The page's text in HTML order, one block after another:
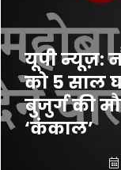
यूपी न्यूज़:
को 5 साल
बुजुर्ग की
‘कंकाल’